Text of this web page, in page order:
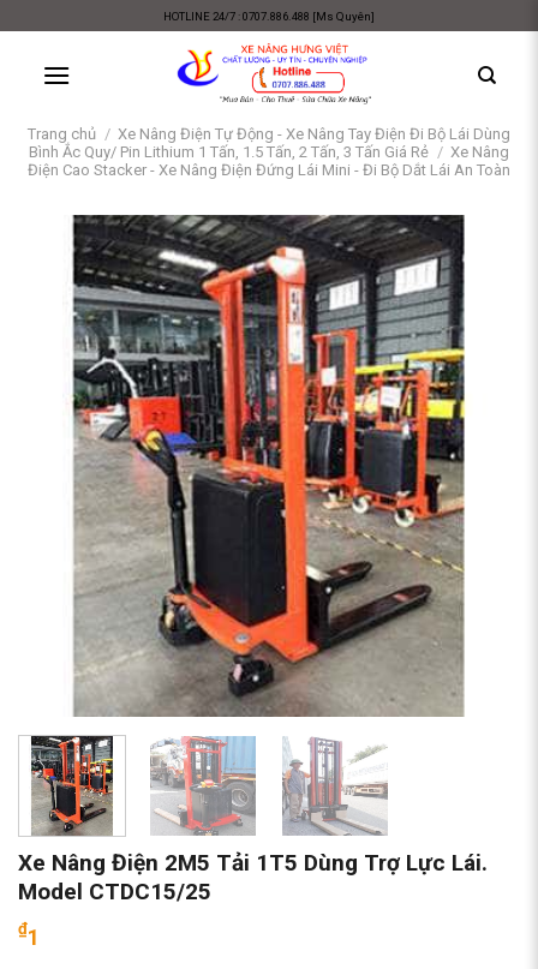
content
HOTLINE 24/7 : 0707.886.488 [Ms Quyên]
Trang chủ / Xe Nâng Điện Tự Động - Xe Nâng Tay Điện Đi Bộ Lái Dùng
Bình Ắc Quy/ Pin Lithium 1 Tấn, 1.5 Tấn, 2 Tấn, 3 Tấn Giá Rẻ / Xe Nâng
Điện Cao Stacker - Xe Nâng Điện Đứng Lái Mini - Đi Bộ Dắt Lái An Toàn
Xe Nâng Điện 2M5 Tải 1T5 Dùng Trợ Lực Lái.
Model CTDC15/25
₫1